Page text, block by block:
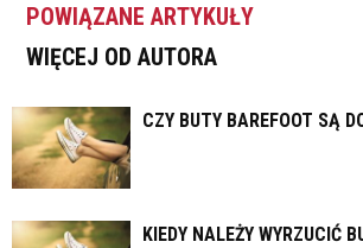
POWIĄZANE ARTYKUŁY
WIĘCEJ OD AUTORA
CZY BUTY BAREFOOT SĄ
KIEDY NALEŻY WYRZUCIĆ